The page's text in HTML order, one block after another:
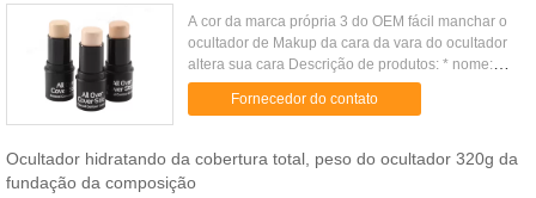
A cor da marca própria 3 do OEM fácil manchar o
ocultador de Makup da cara da vara do ocultador
altera sua cara Descrição de produtos: * nome:
Cor 3 fácil manchar a vara do ocultador * peso: 40
g * tamanho: ...
Fornecedor do contato
Ocultador hidratando da cobertura total, peso do ocultador 320g da
fundação da composição